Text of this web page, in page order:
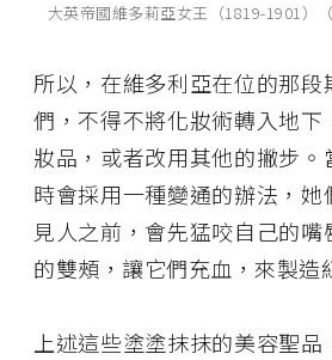
大英帝國維多莉亞女王（1819-1901）
所以，在維多利亞在位的那段
們，不得不將化妝術轉入地下
妝品，或者改用其他的撇步。
時會採用一種變通的辦法，她
見人之前，會先猛咬自己的
的雙頰，讓它們充血，來製造
上述這些塗塗抹抹的美容聖